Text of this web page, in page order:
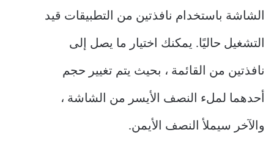
الشاشة باستخدام نافذتين من التطبيقات قيد
التشغيل حاليًا. يمكنك اختيار ما يصل إلى
نافذتين من القائمة ، بحيث يتم تغيير حجم
أحدهما لملء النصف الأيسر من الشاشة ،
والآخر سيملأ النصف الأيمن.